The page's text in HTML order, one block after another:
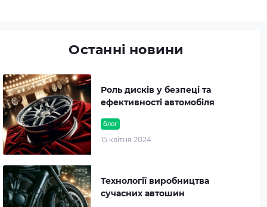
Останні новини
блог
15 квітня 2024
Роль дисків у безпеці та
ефективності автомобіля
Технології виробництва
сучасних автошин